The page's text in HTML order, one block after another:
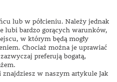
lub w półcieniu. Należy jednak
lubi bardzo gorących warunków,
w którym będą mogły
Chociaż można je uprawiać
preferują bogatą,
w naszym artykule Jak